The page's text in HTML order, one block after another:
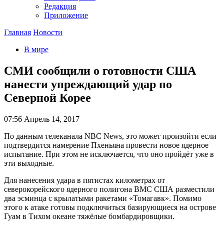
Редакция
Приложение
Главная Новости
В мире
СМИ сообщили о готовности США
нанести упреждающий удар по
Северной Корее
07:56 Апрель 14, 2017
По данным телеканала NBC News, это может произойти если
подтвердится намерение Пхеньяна провести новое ядерное
испытание. При этом не исключается, что оно пройдёт уже в
эти выходные.
Для нанесения удара в пятистах километрах от
северокорейского ядерного полигона ВМС США разместили
два эсминца с крылатыми ракетами «Томагавк». Помимо
этого к атаке готовы подключиться базирующиеся на острове
Гуам в Тихом океане тяжёлые бомбардировщики.